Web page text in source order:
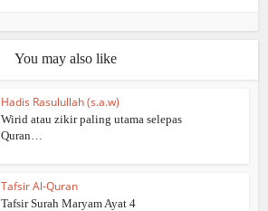
You may also like
Hadis Rasulullah (s.a.w)
Wirid atau zikir paling utama selepas
Quran…
Tafsir Al-Quran
Tafsir Surah Maryam Ayat 4